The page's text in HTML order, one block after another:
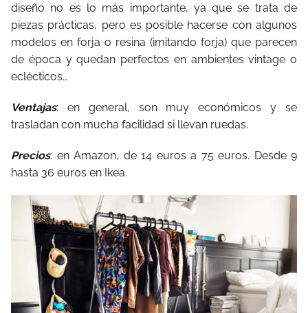
diseño no es lo más importante, ya que se trata de
piezas prácticas, pero es posible hacerse con algunos
modelos en forja o resina (imitando forja) que parecen
de época y quedan perfectos en ambientes vintage o
eclécticos…
Ventajas: en general, son muy económicos y se
trasladan con mucha facilidad si llevan ruedas.
Precios: en Amazon, de 14 euros a 75 euros. Desde 9
hasta 36 euros en Ikea.